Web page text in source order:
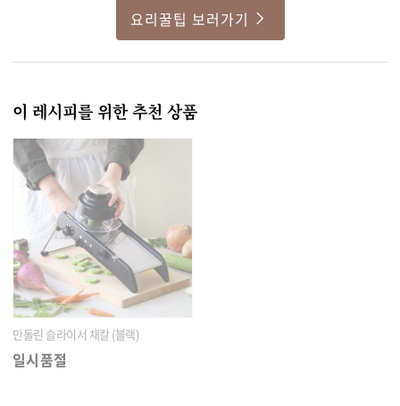
요리꿀팁 보러가기
이 레시피를 위한 추천 상품
만돌린 슬라이서 채칼 (블랙)
일시품절